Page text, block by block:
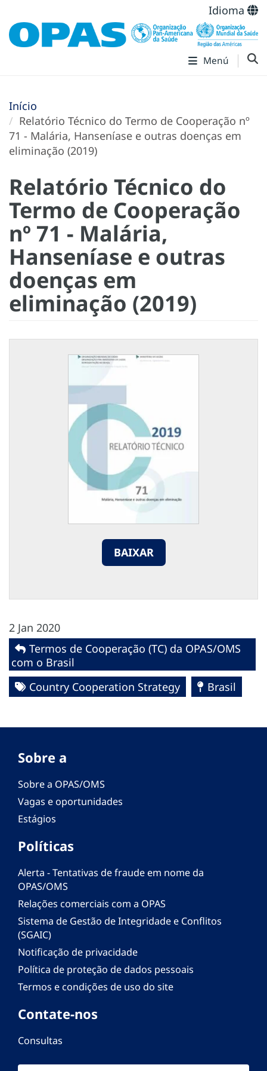
Idioma
Menú
Início
Relatório Técnico do Termo de Cooperação nº
71 - Malária, Hanseníase e outras doenças em
eliminação (2019)
Relatório Técnico do
Termo de Cooperação
nº 71 - Malária,
Hanseníase e outras
doenças em
eliminação (2019)
BAIXAR
2 Jan 2020
Termos de Cooperação (TC) da OPAS/OMS
com o Brasil
Country Cooperation Strategy
Brasil
Sobre a
Sobre a OPAS/OMS
Vagas e oportunidades
Estágios
Políticas
Alerta - Tentativas de fraude em nome da
OPAS/OMS
Relações comerciais com a OPAS
Sistema de Gestão de Integridade e Conflitos
(SGAIC)
Notificação de privacidade
Política de proteção de dados pessoais
Termos e condições de uso do site
Contate-nos
Consultas